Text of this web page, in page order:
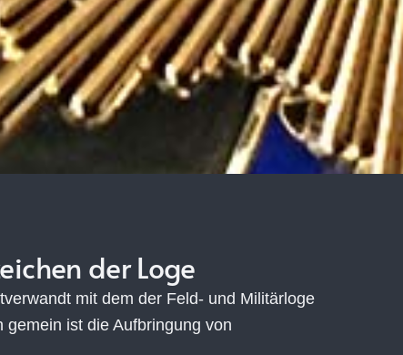
der Loge
mit dem der Feld- und Militärloge
gemein ist die Aufbringung von